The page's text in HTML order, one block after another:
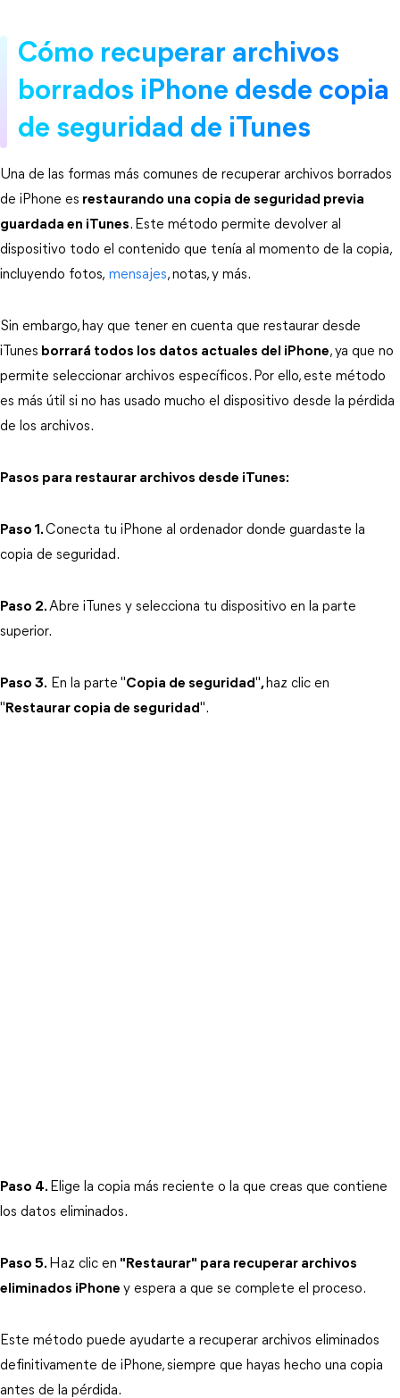
Cómo recuperar archivos
borrados iPhone desde copia
de seguridad de iTunes
Una de las formas más comunes de recuperar archivos borrados
de iPhone es restaurando una copia de seguridad previa
guardada en iTunes. Este método permite devolver al
dispositivo todo el contenido que tenía al momento de la copia,
incluyendo fotos, mensajes, notas, y más.
Sin embargo, hay que tener en cuenta que restaurar desde
iTunes borrará todos los datos actuales del iPhone, ya que no
permite seleccionar archivos específicos. Por ello, este método
es más útil si no has usado mucho el dispositivo desde la pérdida
de los archivos.
Pasos para restaurar archivos desde iTunes:
Paso 1.Conecta tu iPhone al ordenador donde guardaste la
copia de seguridad.
Paso 2.Abre iTunes y selecciona tu dispositivo en la parte
superior.
Paso 3. En la parte "Copia de seguridad", haz clic en
" Restaurar copia de seguridad".
Paso 4. Elige la copia más reciente o la que creas que contiene
los datos eliminados.
Paso 5. Haz clic en "Restaurar" para recuperar archivos
eliminados iPhone y espera a que se complete el proceso.
Este método puede ayudarte a recuperar archivos eliminados
definitivamente de iPhone, siempre que hayas hecho una copia
antes de la pérdida.